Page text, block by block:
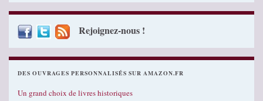
Rejoignez-nous !
DES OUVRAGES PERSONNALISÉS SUR AMAZON.FR
Un grand choix de livres historiques